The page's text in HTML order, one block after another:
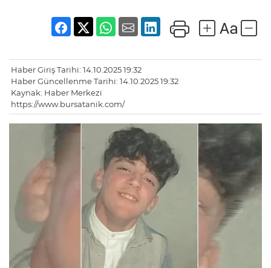
Haber Giriş Tarihi: 14.10.2025 19:32
Haber Güncellenme Tarihi: 14.10.2025 19:32
Kaynak: Haber Merkezi
https://www.bursatanik.com/